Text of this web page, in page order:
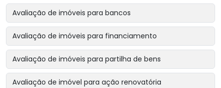
Avaliação de imóveis para bancos
Avaliação de imóveis para financiamento
Avaliação de imóveis para partilha de bens
Avaliação de imóvel para ação renovatória